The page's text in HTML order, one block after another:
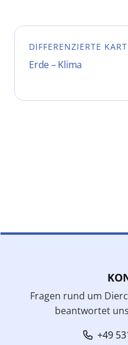
DIFFERENZIERTE
Erde – Klima
Fragen rund um
beantwortet
+49